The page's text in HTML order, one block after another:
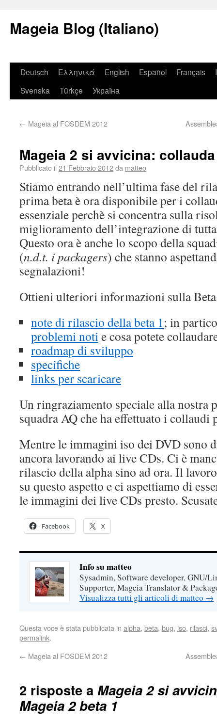
Mageia Blog (Italiano)
Deutsch Ελληνικά English Español Français
Svenska
Türkçe Україна
← Mageia al FOSDEM 2012
Mageia 2 si avvicina:
Pubblicato il 21 Febbraio 2012da matteo
Stiamo entrando nell’ultima fase del
prima beta è ora disponibile per i
essenziale perchè si concentra sulla
miglioramento dell’integrazione di
Questo ora è anche lo scopo della
(n.d.t. i packagers) che stanno
segnalazioni!
Ottieni ulteriori informazioni sulla
note di rilascio della beta 1; in
problemi notie cosa potete
roadmap di sviluppo
specifiche
links per scaricare
Un ringraziamento speciale alla nostra
squadra AQ che ha effettuato i collaudi
Mentre le immagini iso dei DVD sono
ancora lavorando ai live CDs. Ci è
rilascio della alpha sino ad ora. Il
su questo aspetto e ci aspettiamo di
le immagini dei live CDs presto.
Facebook X
Info su matteo
Sysadmin, Software developer, GNU/
Supporter, Mageia Translator &
Visualizza tutti gli articoli di matteo →
Questa voce è stata pubblicata in alpha, beta, bug, iso, rilasci,
permalink.
← Mageia al FOSDEM 2012
2 risposte a Mageia 2 si
Mageia 2 beta 1